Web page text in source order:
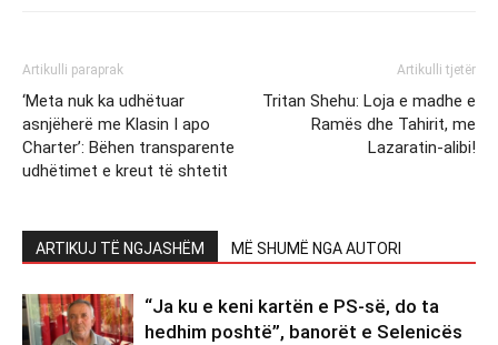
Artikulli paraprak
‘Meta nuk ka udhëtuar
asnjëherë me Klasin I apo
Charter’: Bëhen transparente
udhëtimet e kreut të shtetit
Artikulli tjetër
Tritan Shehu: Loja e madhe e
Ramës dhe Tahirit, me
Lazaratin-alibi!
ARTIKUJ TË NGJASHËM MË SHUMË NGA AUTORI
“Ja ku e keni kartën e PS-së, do ta
hedhim poshtë”, banorët e Selenicës